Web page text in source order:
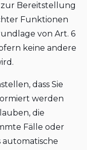
Bereitstellung
Funktionen
von Art. 6
keine andere
dass Sie
werden
die
Fälle oder
automatische